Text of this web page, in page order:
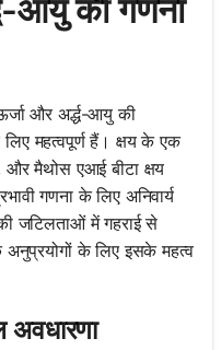
आयु की गणना
और अर्द्ध-आयु की
लिए महत्वपूर्ण हैं। क्षय के एक
और मैथोस एआई बीटा क्षय
गणना के लिए अनिवार्य
जटिलताओं में गहराई से
अनुप्रयोगों के लिए इसके महत्व
अवधारणा